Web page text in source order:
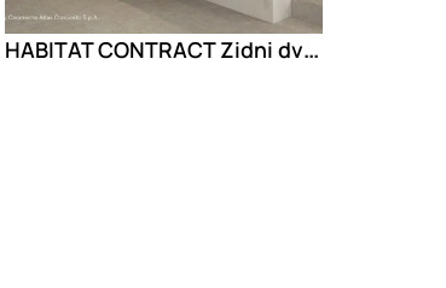
HABITAT CONTRACT Zidni dvostruki lavabo od porcelanskog kamena